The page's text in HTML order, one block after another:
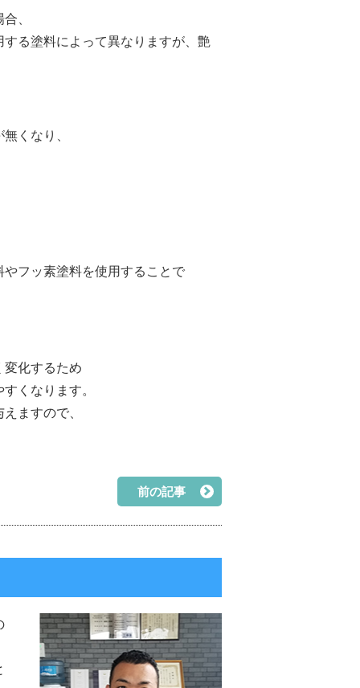
、
する塗料によって異なりますが、艶
くなり、
フッ素塗料を使用することで
変化するため
くなります。
ますので、
前の記事